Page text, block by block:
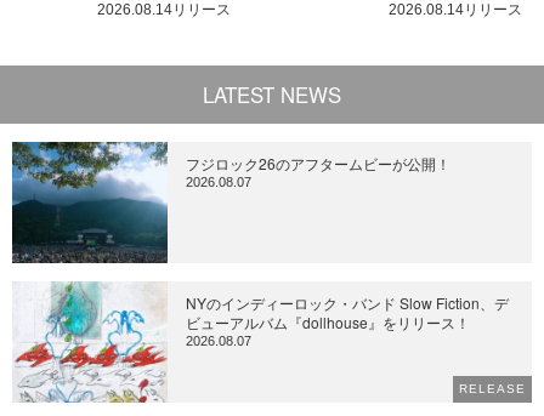
2026.08.14リリース
2026.08.14リリース
LATEST NEWS
フジロック26のアフタームビーが公開！
2026.08.07
NYのインディーロック・バンド Slow Fiction、デ
ビューアルバム『dollhouse』をリリース！
2026.08.07
RELEASE